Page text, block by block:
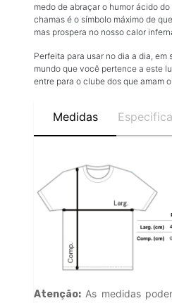
medo de abraçar o humor ácido
chamas é o símbolo máximo de
mas prospera no nosso calor
Perfeita para usar no dia a dia, em
mundo que você pertence a este
entre para o clube dos que amam
Medidas
Atenção: As medidas